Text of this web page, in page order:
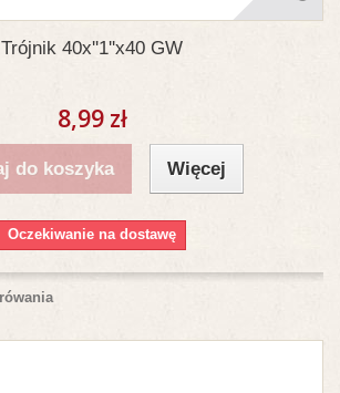
Trójnik 40x''1''x40 GW
8,99 zł
do koszyka Więcej
Oczekiwanie na dostawę